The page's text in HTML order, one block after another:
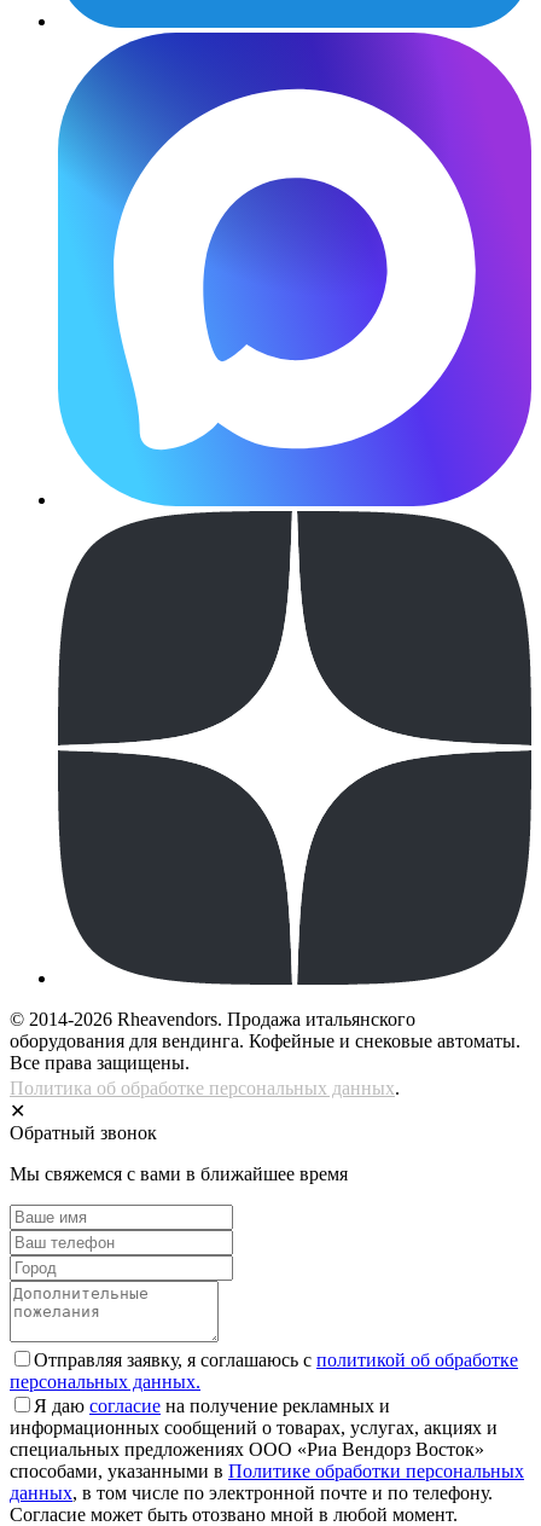
© 2014-2026 Rheavendors. Продажа итальянского
оборудования для вендинга. Кофейные и снековые автоматы.
Все права защищены.
Политика об обработке персональных данных.
✕
Обратный звонок
Мы свяжемся с вами в ближайшее время
Отправляя заявку, я соглашаюсь с политикой об обработке
персональных данных.
Я даю согласие на получение рекламных и
информационных сообщений о товарах, услугах, акциях и
специальных предложениях ООО «Риа Вендорз Восток»
способами, указанными в Политике обработки персональных
данных, в том числе по электронной почте и по телефону.
Согласие может быть отозвано мной в любой момент.